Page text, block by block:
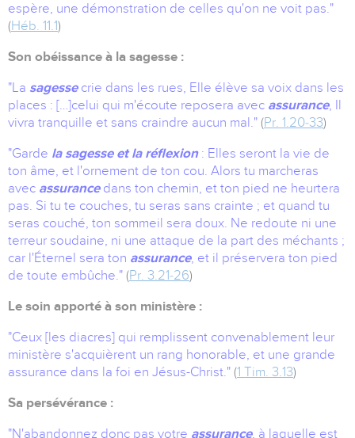
espère, une démonstration de celles qu'on ne voit pas."
(Héb. 11.1)
Son obéissance à la sagesse :
"La sagessecrie dans les rues, Elle élève sa voix dans les
places : […]celui qui m'écoute reposera avec assurance, Il
vivra tranquille et sans craindre aucun mal." (Pr. 1.20‑33)
"Garde la sagesse et la réflexion: Elles seront la vie de
ton âme, et l'ornement de ton cou. Alors tu marcheras
avec assurancedans ton chemin, et ton pied ne heurtera
pas. Si tu te couches, tu seras sans crainte ; et quand tu
seras couché, ton sommeil sera doux. Ne redoute ni une
terreur soudaine, ni une attaque de la part des méchants ;
car l'Éternel sera ton assurance, et il préservera ton pied
de toute embûche." (Pr. 3.21‑26)
Le soin apporté à son ministère :
"Ceux [les diacres] qui remplissent convenablement leur
ministère s'acquièrent un rang honorable, et une grande
assurance dans la foi en Jésus-Christ." (1 Tim. 3.13)
Sa persévérance :
"N'abandonnez donc pas votre assurance, à laquelle est